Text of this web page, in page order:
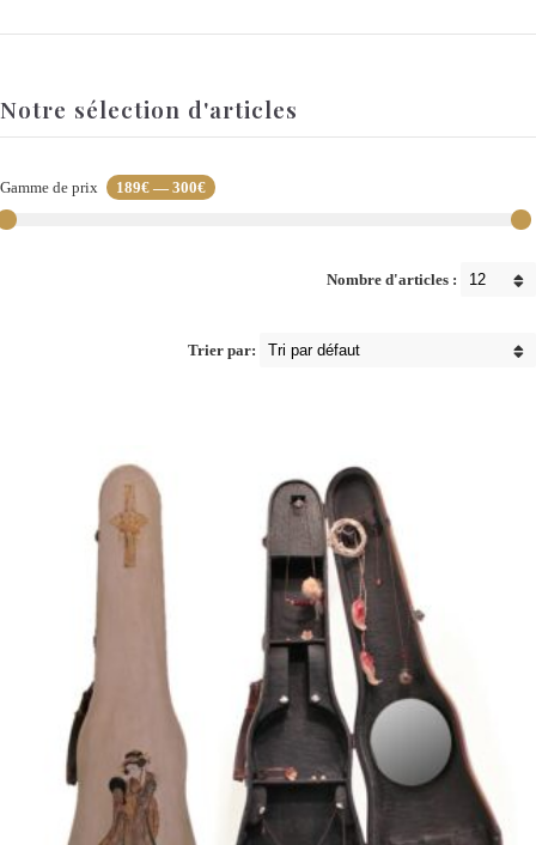
Notre sélection d'articles
Gamme de prix 189€ — 300€
Nombre d'articles :
Trier par: